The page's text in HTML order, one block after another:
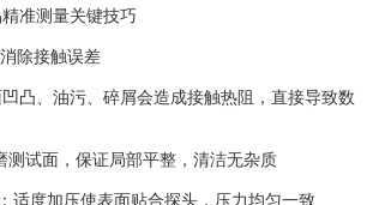
准测量关键技巧
除接触误差
、油污、碎屑会造成接触热阻，直接导致数
试面，保证局部平整，清洁无杂质
度加压使表面贴合探头，压力均匀一致